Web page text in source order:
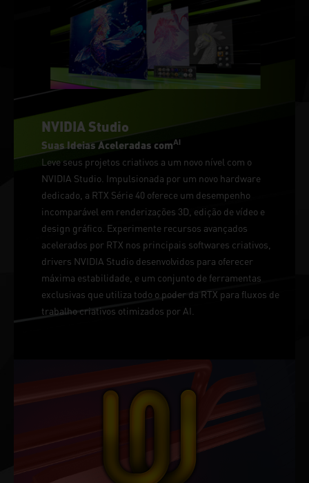
NVIDIA Studio
Suas Ideias Aceleradas comAI
Leve seus projetos criativos a um novo nível com o
NVIDIA Studio. Impulsionada por um novo hardware
dedicado, a RTX Série 40 oferece um desempenho
incomparável em renderizações 3D, edição de vídeo e
design gráfico. Experimente recursos avançados
acelerados por RTX nos principais softwares criativos,
drivers NVIDIA Studio desenvolvidos para oferecer
máxima estabilidade, e um conjunto de ferramentas
exclusivas que utiliza todo o poder da RTX para fluxos de
trabalho criativos otimizados por AI.